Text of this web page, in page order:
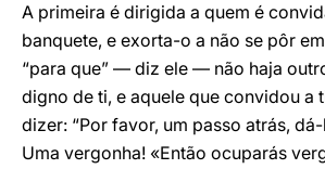
A primeira é dirigida a quem é
banquete, e exorta-o a não se pôr
“para que” — diz ele — não haja
digno de ti, e aquele que convidou a
dizer: “Por favor, um passo atrás,
Uma vergonha! «Então ocuparás